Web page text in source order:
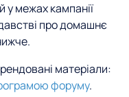
у межах кампанії
про домашнє
матеріали:
форуму.